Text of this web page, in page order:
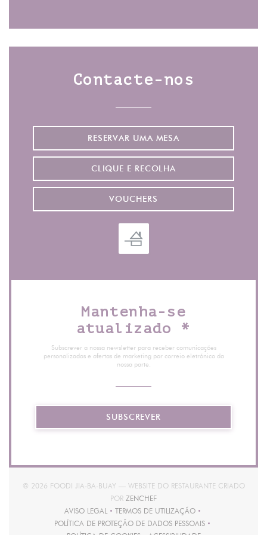
Facebook ((abre numa nova
Instagram ((abre numa
Contacte-nos
RESERVAR UMA MESA
CLIQUE E RECOLHA
VOUCHERS
Mantenha-se
atualizado *
Subscrever a nossa newsletter para receber comunicações
personalizadas e ofertas de marketing por correio eletrónico da
nossa parte.
SUBSCREVER
© 2026 FOODI JIA-BA-BUAY — WEBSITE DO RESTAURANTE CRIADO
POR ZENCHEF((ABRE NUMA NOVA JANELA))
AVISO LEGAL
((ABRE NUMA NOVA JANELA))
TERMOS DE UTILIZAÇÃO
((ABRE NUMA NOVA JANELA))
POLÍTICA DE PROTEÇÃO DE DADOS PESSOAIS
((ABRE NUMA NOVA JANELA))